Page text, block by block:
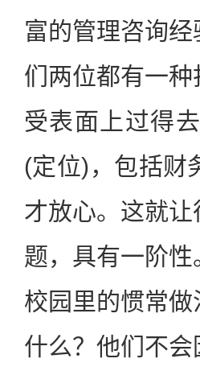
富的管理咨询
们两位都有一
受表面上过得
(定位)，包括财
才放心。这就
题，具有一阶
校园里的惯常
什么？他们不